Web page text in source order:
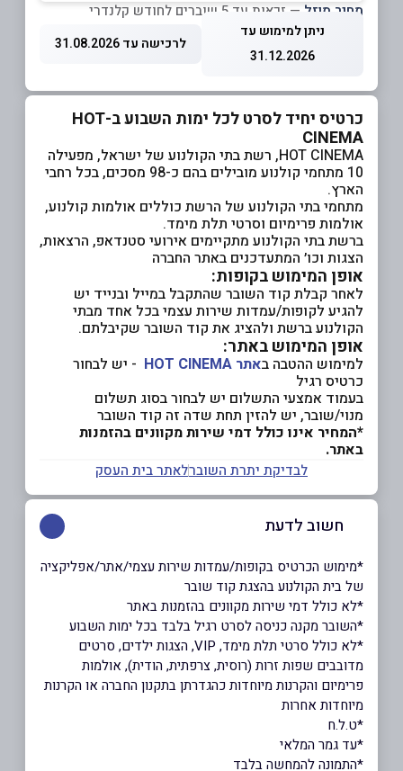
מחיר מוזל — זכאות עד 5 שוברים לחודש קלנדרי
ניתן למימוש עד
31.12.2026
לרכישה עד 31.08.2026
כרטיס יחיד לסרט לכל ימות השבוע ב-HOT
CINEMA
HOT CINEMA, רשת בתי הקולנוע של ישראל, מפעילה
10 מתחמי קולנוע מובילים בהם כ-98 מסכים, בכל רחבי
הארץ.
מתחמי בתי הקולנוע של הרשת כוללים אולמות קולנוע,
אולמות פרימיום וסרטי תלת מימד.
ברשת בתי הקולנוע מתקיימים אירועי סטנדאפ, הרצאות,
הצגות וכו׳ המתעדכנים באתר החברה
אופן המימוש בקופות:
לאחר קבלת קוד השובר שהתקבל במייל ובנייד יש
להגיע לקופות/עמדות שירות עצמי בכל אחד מבתי
הקולנוע ברשת ולהציג את קוד השובר שקיבלתם.
אופן המימוש באתר:
למימוש ההטבה באתר HOT CINEMA - יש לבחור
כרטיס רגיל
בעמוד אמצעי התשלום יש לבחור בסוג תשלום
מנוי/שובר, יש להזין תחת שדה זה קוד השובר
*המחיר אינו כולל דמי שירות מקוונים בהזמנות
באתר.
לבדיקת יתרת השוברלאתר בית העסק
חשוב לדעת
*מימוש הכרטיס בקופות/עמדות שירות עצמי/אתר/אפליקציה
של בית הקולנוע בהצגת קוד שובר
*לא כולל דמי שירות מקוונים בהזמנות באתר
*השובר מקנה כניסה לסרט רגיל בלבד בכל ימות השבוע
*לא כולל סרטי תלת מימד, VIP, הצגות ילדים, סרטים
מדובבים שפות זרות (רוסית, צרפתית, הודית), אולמות
פרימיום והקרנות מיוחדות כהגדרתן בתקנון החברה או הקרנות
מיוחדות אחרות
*ט.ל.ח
*עד גמר המלאי
*התמונה להמחשה בלבד